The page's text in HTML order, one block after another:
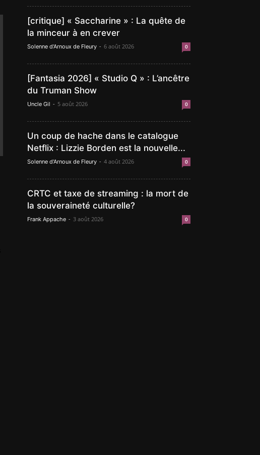
[critique] « Saccharine » : La quête de
la minceur à en crever
Solenne d'Arnoux de Fleury - 6 août 2026 0
[Fantasia 2026] « Studio Q » : L’ancêtre
du Truman Show
Uncle Gil - 5 août 2026 0
Un coup de hache dans le catalogue
Netflix : Lizzie Borden est la nouvelle...
Solenne d'Arnoux de Fleury - 4 août 2026 0
CRTC et taxe de streaming : la mort de
la souveraineté culturelle?
Frank Appache - 3 août 2026 0